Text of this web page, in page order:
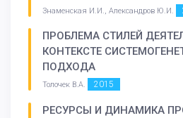
Знаменская И.И., Александров Ю.И.
ПРОБЛЕМА СТИЛЕЙ
КОНТЕКСТЕ
ПОДХОДА
Толочек В.А. 2015
РЕСУРСЫ И ДИНАМИКА